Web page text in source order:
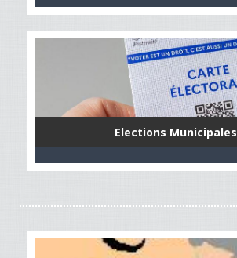
Elections Municipales